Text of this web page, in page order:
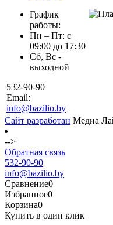
График
работы:
Пн – Пт: с
09:00 до 17:30
Сб, Вс -
выходной
532-90-90
Email:
info@bazilio.by
Сайт разработан Медиа
-->
Обратная связь
532-90-90
info@bazilio.by
Сравнение0
Избранное0
Корзина0
Купить в один клик